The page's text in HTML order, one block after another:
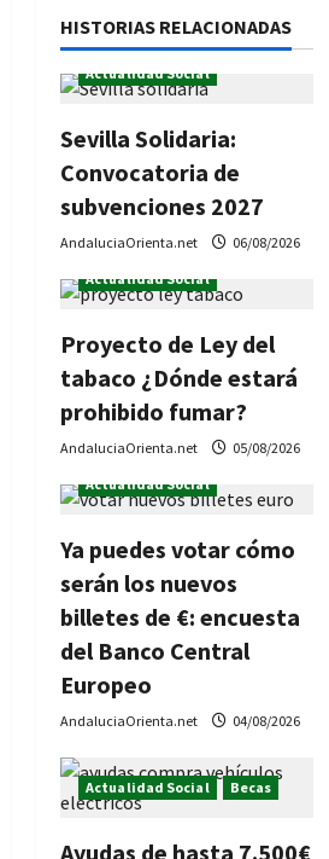
n
d
e
e
n
t
r
a
d
a
s
HISTORIAS RELACIONADAS
Actualidad Social
Sevilla Solidaria:
Convocatoria de
subvenciones 2027
AndaluciaOrienta.net
06/08/2026
Actualidad Social
Proyecto de Ley del
tabaco ¿Dónde estará
prohibido fumar?
AndaluciaOrienta.net
05/08/2026
Actualidad Social
Ya puedes votar cómo
serán los nuevos
billetes de €: encuesta
del Banco Central
Europeo
AndaluciaOrienta.net 04/08/2026
Actualidad Social Becas
Ayudas de hasta 7.500€